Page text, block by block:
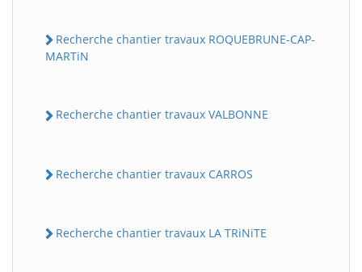
Recherche chantier travaux ROQUEBRUNE-CAP-
MARTiN
Recherche chantier travaux VALBONNE
Recherche chantier travaux CARROS
Recherche chantier travaux LA TRiNiTE